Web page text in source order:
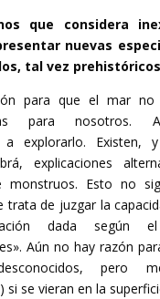
que considera
nuevas
tal vez
para que el mar no
para nosotros.
a explorarlo. Existen,
explicaciones
monstruos. Esto no
trata de juzgar la
dada según
Aún no hay razón
pero
si se vieran en la